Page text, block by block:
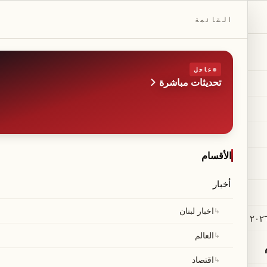
القائمة
عاجل
تحديثات مباشرة
الأقسام
أخبار
↳اخبار لبنان
↳العالم
↳اقتصاد